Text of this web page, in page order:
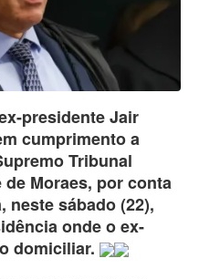
presidente Jair
cumprimento a
Tribunal
de Moraes, por conta
neste sábado (22),
onde o ex-
domiciliar.